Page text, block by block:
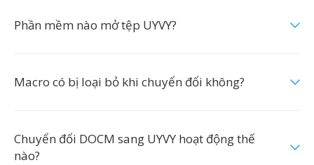
Phần mềm nào mở tệp UYVY?
Macro có bị loại bỏ khi chuyển đổi không?
Chuyển đổi DOCM sang UYVY hoạt động thế
nào?